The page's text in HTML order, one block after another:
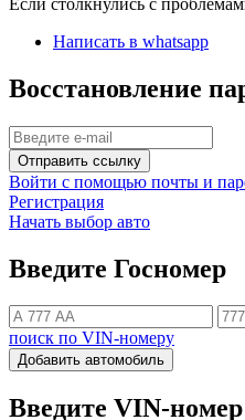
Написать в whatsapp
Восстановление
Отправить ссылку
Войти с помощью почты и
Регистрация
Начать выбор авто
Введите Госномер
поиск по VIN-номеру
Добавить автомобиль
Введите VIN-номер